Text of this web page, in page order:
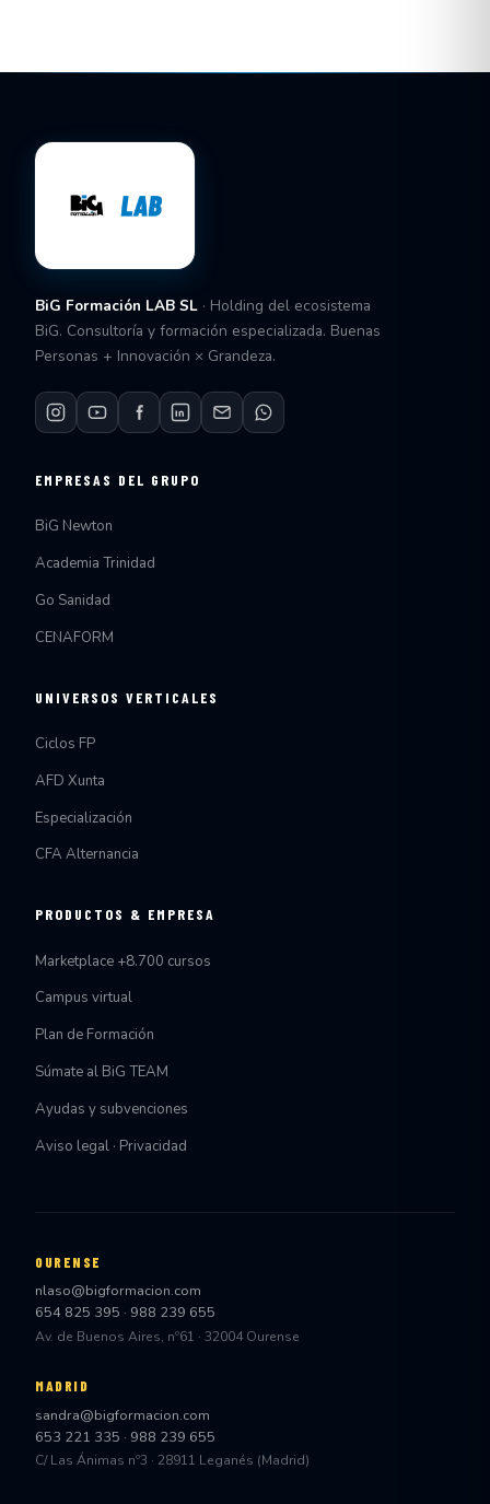
BiG Formación LAB SL · Holding del ecosistema
BiG. Consultoría y formación especializada. Buenas
Personas + Innovación × Grandeza.
EMPRESAS DEL GRUPO
BiG Newton
Academia Trinidad
Go Sanidad
CENAFORM
UNIVERSOS VERTICALES
Ciclos FP
AFD Xunta
Especialización
CFA Alternancia
PRODUCTOS & EMPRESA
Marketplace +8.700 cursos
Campus virtual
Plan de Formación
Súmate al BiG TEAM
Ayudas y subvenciones
Aviso legal · Privacidad
OURENSE
nlaso@bigformacion.com
654 825 395 · 988 239 655
Av. de Buenos Aires, nº61 · 32004 Ourense
MADRID
sandra@bigformacion.com
653 221 335 · 988 239 655
C/ Las Ánimas nº3 · 28911 Leganés (Madrid)